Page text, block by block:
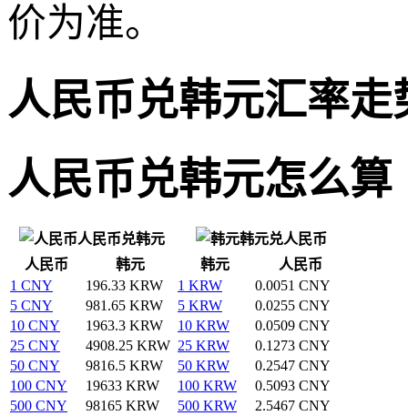
价为准。
人民币兑韩元汇率走
人民币兑韩元怎么算
人民币兑韩元
韩元兑人民币
人民币
韩元 韩元
人民币
1 CNY
196.33 KRW 1 KRW
0.0051 CNY
5 CNY
981.65 KRW 5 KRW
0.0255 CNY
10 CNY
1963.3 KRW 10 KRW
0.0509 CNY
25 CNY
4908.25 KRW 25 KRW
0.1273 CNY
50 CNY
9816.5 KRW 50 KRW
0.2547 CNY
100 CNY
19633 KRW 100 KRW
0.5093 CNY
500 CNY
98165 KRW 500 KRW
2.5467 CNY